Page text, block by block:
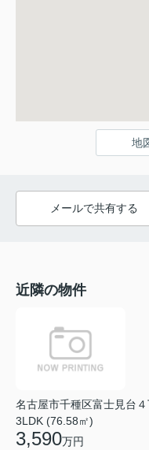
地
メールで共有する
近隣の物件
名古屋市千種区富士見台４
3LDK (76.58㎡)
3,590万円